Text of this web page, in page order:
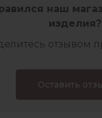
наш
изделия?
отзывом
Оставить